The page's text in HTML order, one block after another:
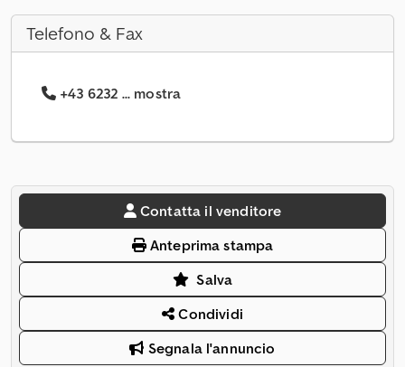
Telefono & Fax
+43 6232 ... mostra
Contatta il venditore
Anteprima stampa
Salva
Condividi
Segnala l'annuncio